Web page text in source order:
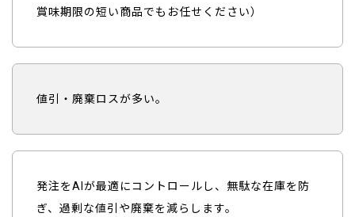
賞味期限の短い商品でもお任せください）
値引・廃棄ロスが多い。
発注をAIが最適にコントロールし、無駄な在庫を防
ぎ、過剰な値引や廃棄を減らします。